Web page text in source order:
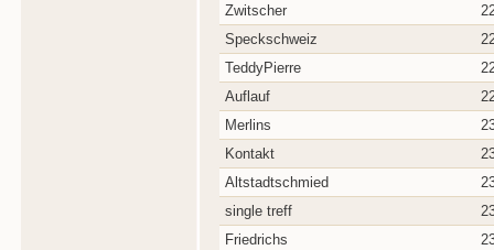
Zwitscher
Speckschweiz
TeddyPierre
Auflauf
Merlins
Kontakt
Altstadtschmied
single treff
Friedrichs